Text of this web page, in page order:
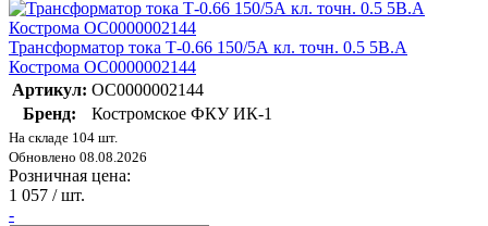
Трансформатор тока Т-0.66 150/5А кл. точн. 0.5 5В.А
Кострома ОС0000002144
Артикул: ОС0000002144
Бренд:
Костромское ФКУ ИК-1
На складе 104 шт.
Обновлено 08.08.2026
Розничная цена:
1 057 / шт.
-